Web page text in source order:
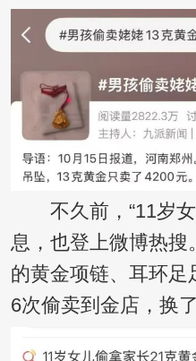
不久前，“11岁女
息，也登上微博热搜
的黄金项链、耳环足
6次偷卖到金店，换